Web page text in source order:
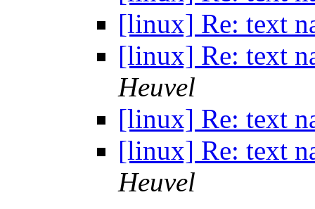
[linux] Re: text
[linux] Re: text
Heuvel
[linux] Re: text
[linux] Re: text
Heuvel